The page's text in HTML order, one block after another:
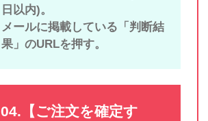
日以内)。
メールに掲載している「判断結
果」のURLを押す。
04.【ご注文を確定す